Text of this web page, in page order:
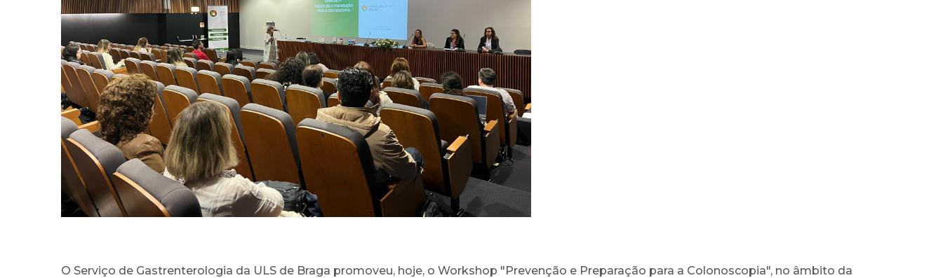
O Serviço de Gastrenterologia da ULS de Braga promoveu, hoje, o Workshop "Prevenção e Preparação para a Colonoscopia", no âmbito da